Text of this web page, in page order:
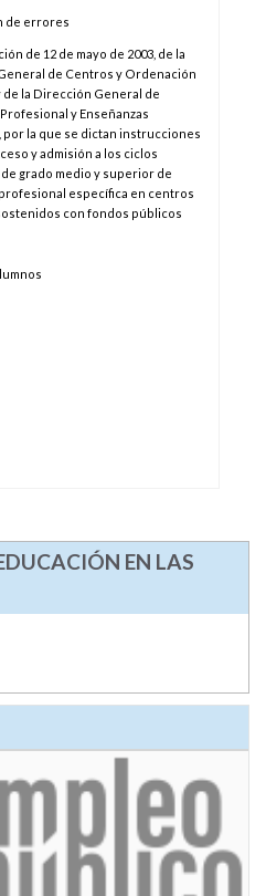
de errores
de 12 de mayo de 2003, de la
de Centros y Ordenación
de la Dirección General de
y Enseñanzas
por la que se dictan instrucciones
y admisión a los ciclos
grado medio y superior de
específica en centros
con fondos públicos
EN LAS